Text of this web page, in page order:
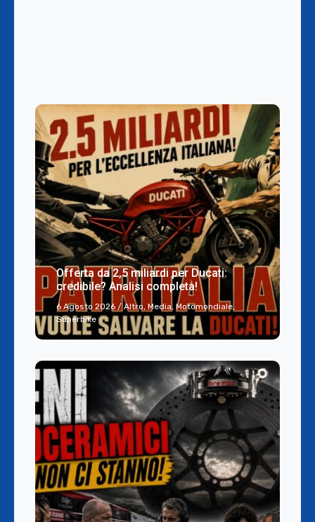
Offerta da 2,5 miliardi per Ducati:
credibile? Analisi completa!
6 Agosto 2026 / Altro, Media, Motomondiale,
Superbike